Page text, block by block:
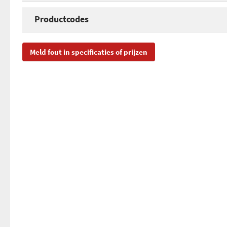
Interface
Aantal USB poorten
Productcodes
SKU
Meld fout in specificaties of prijzen